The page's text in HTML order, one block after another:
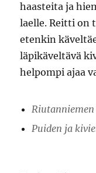
haasteita ja
laelle. Reitti on
etenkin
läpikäveltävä
helpompi ajaa
Puiden ja